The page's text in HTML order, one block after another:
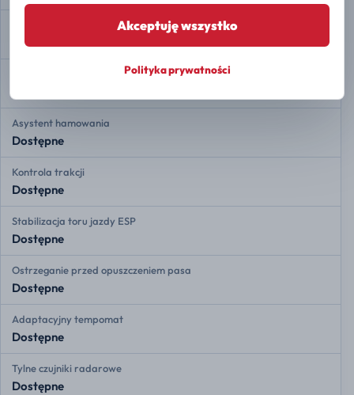
Przypomnienie o pasach bezpieczeństwa
Dostępne
Rozdział siły hamowania EBD
Asystent hamowania
Dostępne
Kontrola trakcji
Dostępne
Stabilizacja toru jazdy ESP
Dostępne
Ostrzeganie przed opuszczeniem pasa
Dostępne
Adaptacyjny tempomat
Dostępne
Tylne czujniki radarowe
Dostępne
Akceptuję wszystko
Polityka prywatności